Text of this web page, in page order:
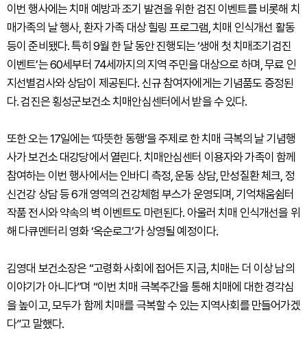
이번 행사에는 치매 예방과 조기 발견을 위한 검진 이벤트를 비롯해 치
매가족의 날 행사, 환자 가족 대상 힐링 프로그램, 치매 인식개선 활동
등이 준비됐다. 특히 9월 한 달 동안 진행되는 ‘생애 첫 치매조기검진
이벤트’는 60세부터 74세까지의 지역 주민을 대상으로 하며, 무료 인
지선별검사와 상담이 제공된다. 신규 참여자에게는 기념품도 증정된
다. 검진은 횡성군보건소 치매안심센터에서 받을 수 있다.
또한 오는 17일에는 ‘따뜻한 동행’을 주제로 한 치매 극복의 날 기념행
사가 보건소 대강당에서 열린다. 치매안심센터 이용자와 가족이 함께
참여하는 이번 행사에서는 인바디 측정, 운동 상담, 만성질환 체크, 정
신건강 상담 등 6개 영역의 건강체험 부스가 운영되며, 기억채움쉼터
작품 전시와 약속의 벽 이벤트도 마련된다. 아울러 치매 인식개선을 위
해 다큐멘터리 영화 ‘옥순로그’가 상영될 예정이다.
김영대 보건소장은 “고령화 사회에 접어든 지금, 치매는 더 이상 남의
이야기가 아니다”며 “이번 치매 극복주간을 통해 치매에 대한 경각심
을 높이고, 모두가 함께 치매를 극복할 수 있는 지역사회를 만들어가겠
다”고 말했다.